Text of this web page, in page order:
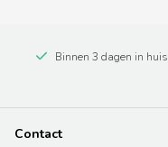
Binnen 3 dagen in huis
Contact